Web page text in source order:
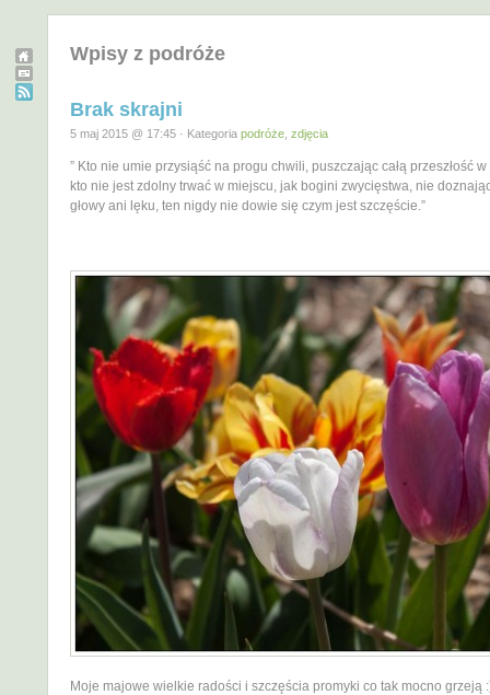
Wpisy z podróże
Brak skrajni
5 maj 2015 @ 17:45 · Kategoria podróże zdjęcia
” Kto nie umie przysiąść na progu chwili, puszczając całą przeszłość
kto nie jest zdolny trwać w miejscu, jak bogini zwycięstwa, nie
głowy ani lęku, ten nigdy nie dowie się czym jest szczęście.”
Moje majowe wielkie radości i szczęścia promyki co tak mocno grzeją